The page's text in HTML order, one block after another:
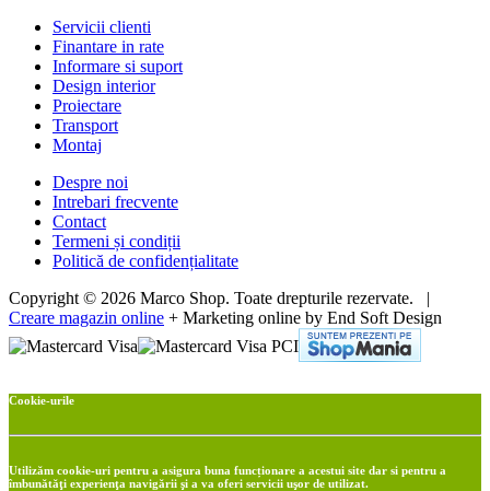
Servicii clienti
Finantare in rate
Informare si suport
Design interior
Proiectare
Transport
Montaj
Despre noi
Intrebari frecvente
Contact
Termeni și condiții
Politică de confidențialitate
Copyright © 2026 Marco Shop. Toate drepturile rezervate. |
Creare magazin online + Marketing online by End Soft Design
Cookie-urile
Utilizăm cookie-uri pentru a asigura buna funcționare a acestui site dar si pentru a
îmbunătăţi experienţa navigării şi a va oferi servicii uşor de utilizat.